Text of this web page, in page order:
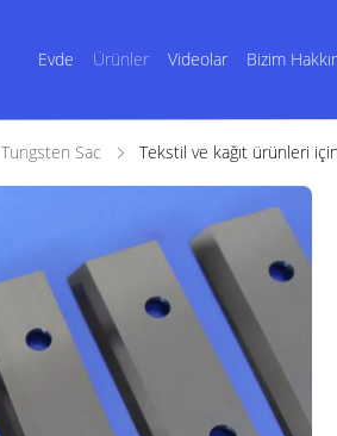
Evde Ürünler Videolar Bizim
Tungsten Sac Tekstil ve kağıt ürünleri